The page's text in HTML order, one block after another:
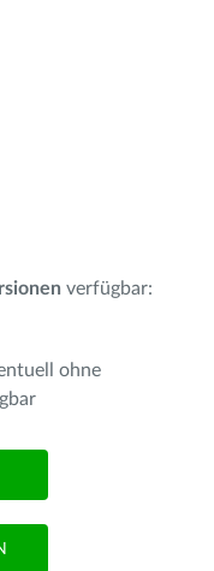
verfügbar:
ohne